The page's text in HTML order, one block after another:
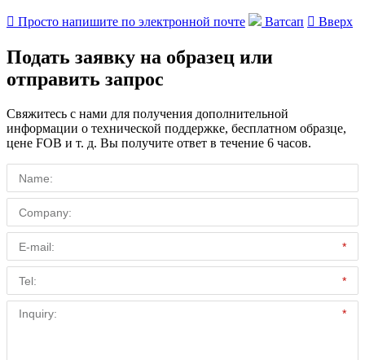
 Просто напишите по электронной почте Ватсап  Вверх
Подать заявку на образец или
отправить запрос
Свяжитесь с нами для получения дополнительной
информации о технической поддержке, бесплатном образце,
цене FOB и т. д. Вы получите ответ в течение 6 часов.